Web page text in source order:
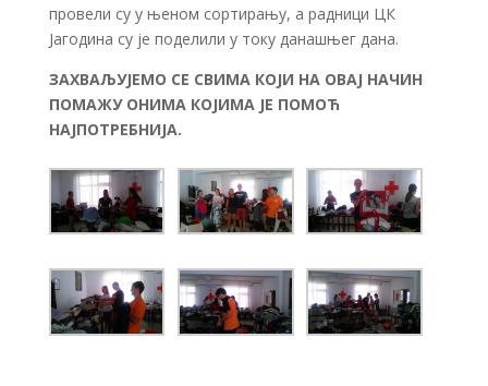
провели су у њеном сортирању, а радници ЦК
Јагодина су је поделили у току данашњег дана.
ЗАХВАЉУЈЕМО СЕ СВИМА КОЈИ НА ОВАЈ НАЧИН
ПОМАЖУ ОНИМА КОЈИМА ЈЕ ПОМОЋ
НАЈПОТРЕБНИЈА.